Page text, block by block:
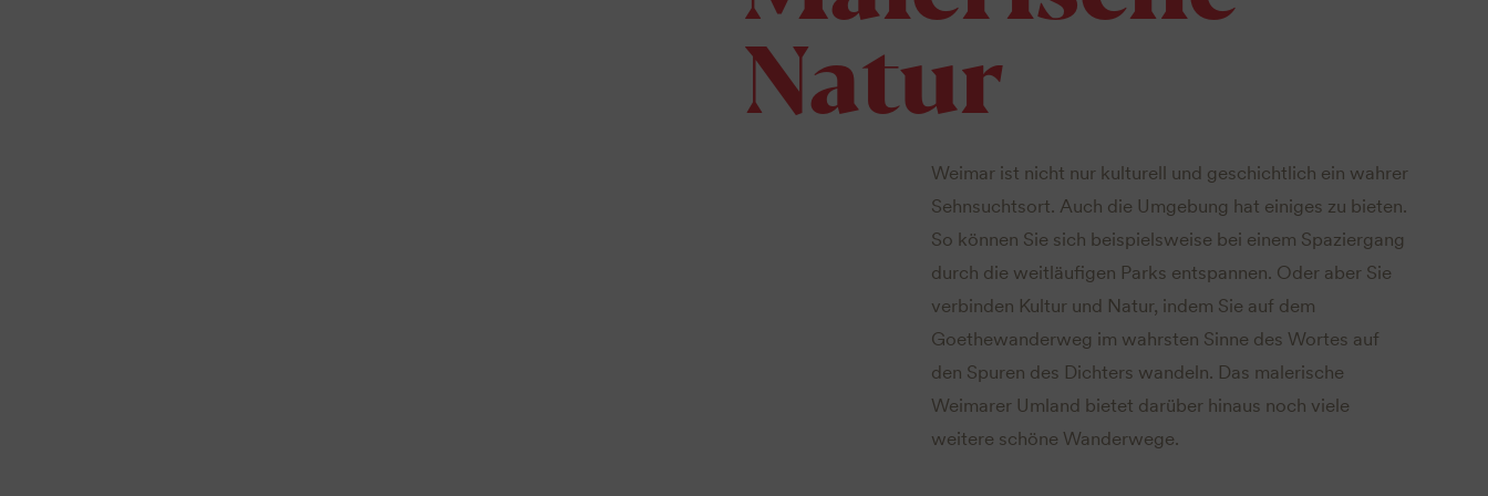
Natur
Weimar ist nicht nur kulturell und geschichtlich ein wahrer
Sehnsuchtsort. Auch die Umgebung hat einiges zu bieten.
So können Sie sich beispielsweise bei einem Spaziergang
durch die weitläufigen Parks entspannen. Oder aber Sie
verbinden Kultur und Natur, indem Sie auf dem
Goethewanderweg im wahrsten Sinne des Wortes auf
den Spuren des Dichters wandeln. Das malerische
Weimarer Umland bietet darüber hinaus noch viele
weitere schöne Wanderwege.